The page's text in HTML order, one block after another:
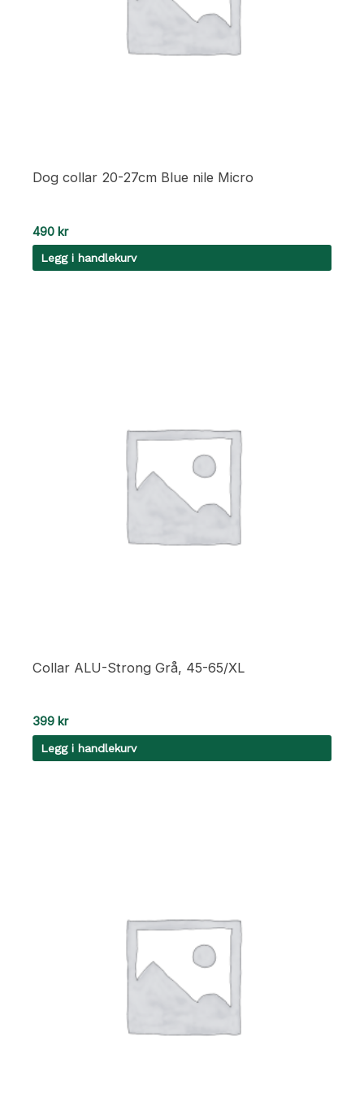
Dog collar 20-27cm Blue nile Micro
490 kr
Legg i handlekurv
Collar ALU-Strong Grå, 45-65/XL
399 kr
Legg i handlekurv